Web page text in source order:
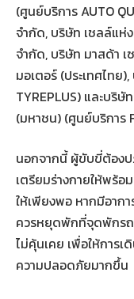
(ศูนย์บริการ AUTO
จำกัด, บริษัท เชลล์แห่
จำกัด, บริษัท มาสด้า เ
มอเตอร์ (ประเทศไท
TYREPLUS) และบริ
(มหาชน) (ศูนย์บริการ
นอกจากนี้ ผู้ขับขี่ต้อง
เตรียมร่างกายให้พร้
ให้เพียงพอ หากมีอาก
ควรหยุดพักที่จุดพักรถ
ไม่คุ้นเคย เพื่อให้การ
ความปลอดภัยมากขึ้น